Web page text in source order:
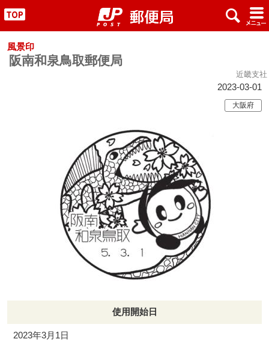
" x #
風景印
阪南和泉鳥取郵便局
近畿支社
2023-03-01
大阪府
使用開始日
2023年3月1日